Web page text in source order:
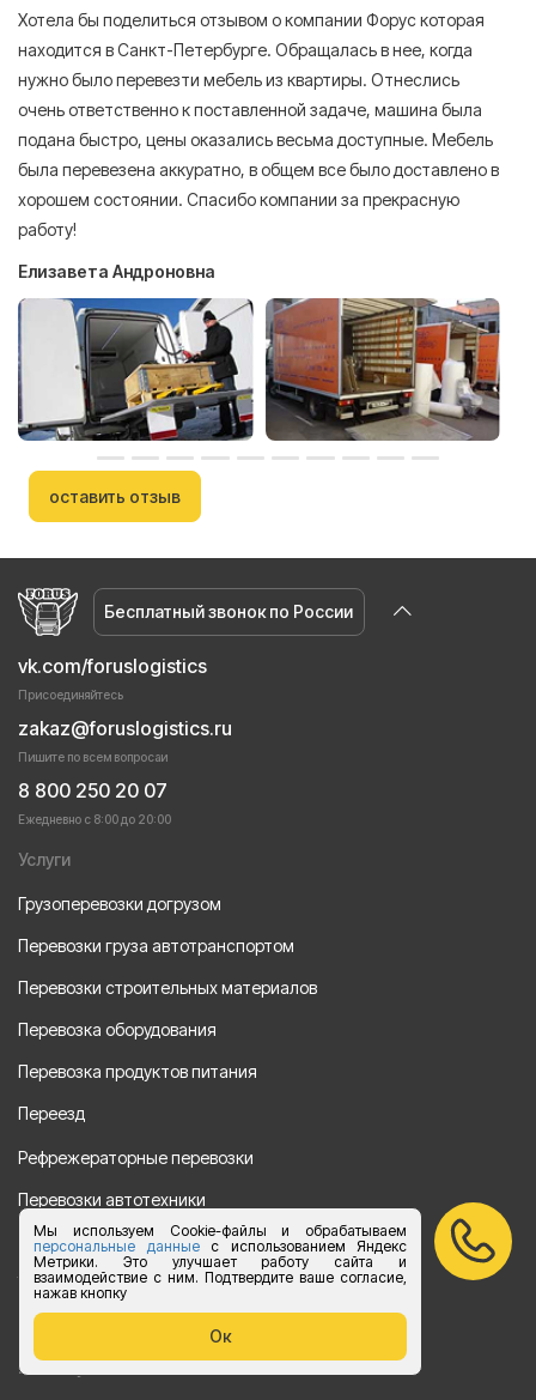
Мы используем Cookie-файлы и обрабатываем
персональные данныес использованием Яндекс
Метрики. Это улучшает работу сайта и
взаимодействие с ним. Подтвердите ваше согласие,
нажав кнопку
Ок
Хотела бы поделиться отзывом о компании Форус которая
находится в Санкт-Петербурге. Обращалась в нее, когда
нужно было перевезти мебель из квартиры. Отнеслись
очень ответственно к поставленной задаче, машина была
подана быстро, цены оказались весьма доступные. Мебель
была перевезена аккуратно, в общем все было доставлено в
хорошем состоянии. Спасибо компании за прекрасную
работу!
Елизавета Андроновна
оставить отзыв
Бесплатный звонок по России
vk.com/foruslogistics
Присоединяйтесь
zakaz@foruslogistics.ru
Пишите по всем вопросаи
8 800 250 20 07
Ежедневно с 8:00 до 20:00
Услуги
Грузоперевозки догрузом
Перевозки груза автотранспортом
Перевозки строительных материалов
Перевозка оборудования
Перевозка продуктов питания
Переезд
Рефрежераторные перевозки
Перевозки автотехники
Перевозка алкогольной продукции
Упаковка груза
Наши направления
Клиенту